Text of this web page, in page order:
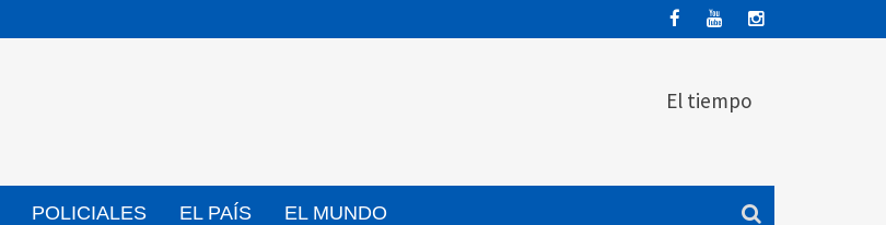
El tiempo
POLICIALES EL PAÍS EL MUNDO